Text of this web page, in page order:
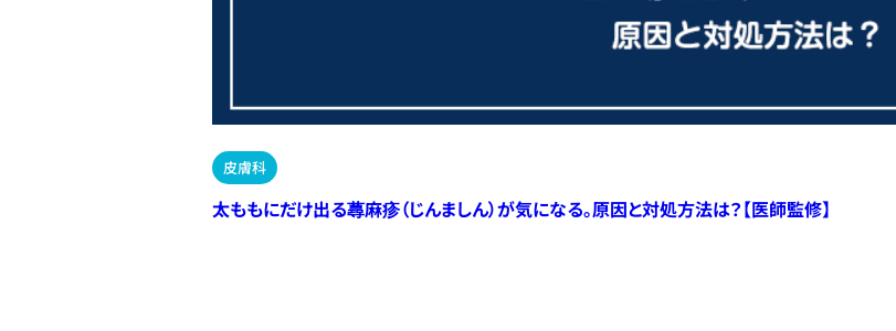
皮膚科
太ももにだけ出る蕁麻疹（じんましん）が気になる。原因と対処方法は？【医師監修】